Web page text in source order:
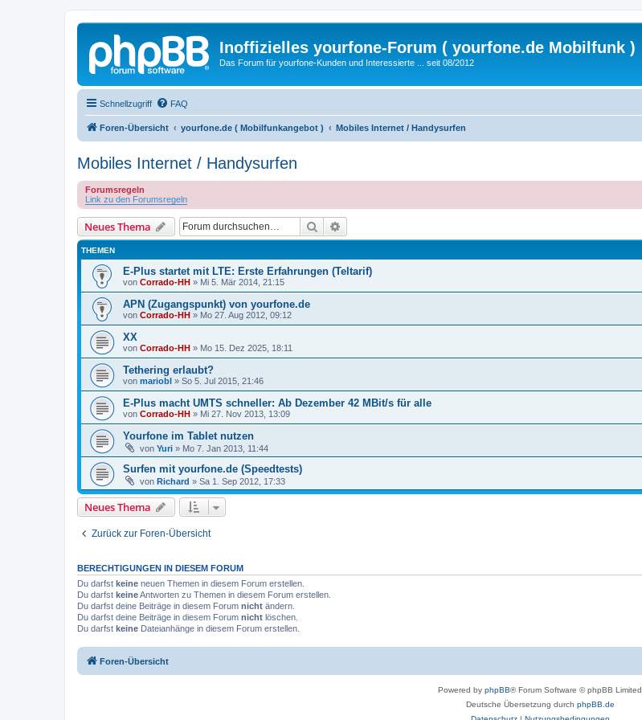
Inoffizielles yourfone-Forum ( yourfone.de Mobilfunk )
Das Forum für yourfone-Kunden und Interessierte ... seit 08/2012
Schnellzugriff FAQ
Foren-Übersicht yourfone.de ( Mobilfunkangebot ) Mobiles Internet / Handysurfen
Mobiles Internet / Handysurfen
Forumsregeln
Link zu den Forumsregeln
Neues Thema Suche
THEMEN
E-Plus startet mit LTE: Erste Erfahrungen (Teltarif)
von Corrado-HH » Mi 5. Mär 2014, 21:15
APN (Zugangspunkt) von yourfone.de
von Corrado-HH » Mo 27. Aug 2012, 09:12
XX
von Corrado-HH » Mo 15. Dez 2025, 18:11
Tethering erlaubt?
von mariobl » So 5. Jul 2015, 21:46
E-Plus macht UMTS schneller: Ab Dezember 42 MBit/s für alle
von Corrado-HH » Mi 27. Nov 2013, 13:09
Yourfone im Tablet nutzen
von Yuri » Mo 7. Jan 2013, 11:44
Surfen mit yourfone.de (Speedtests)
von Richard » Sa 1. Sep 2012, 17:33
Neues Thema
Zurück zur Foren-Übersicht
BERECHTIGUNGEN IN DIESEM FORUM
Du darfst keine neuen Themen in diesem Forum erstellen.
Du darfst keineAntworten zu Themen in diesem Forum erstellen.
Du darfst deine Beiträge in diesem Forum nicht ändern.
Du darfst deine Beiträge in diesem Forum nicht löschen.
Du darfst keine Dateianhänge in diesem Forum erstellen.
Foren-Übersicht
Powered by phpBB® Forum Software © phpBB Limited
Deutsche Übersetzung durch phpBB.de